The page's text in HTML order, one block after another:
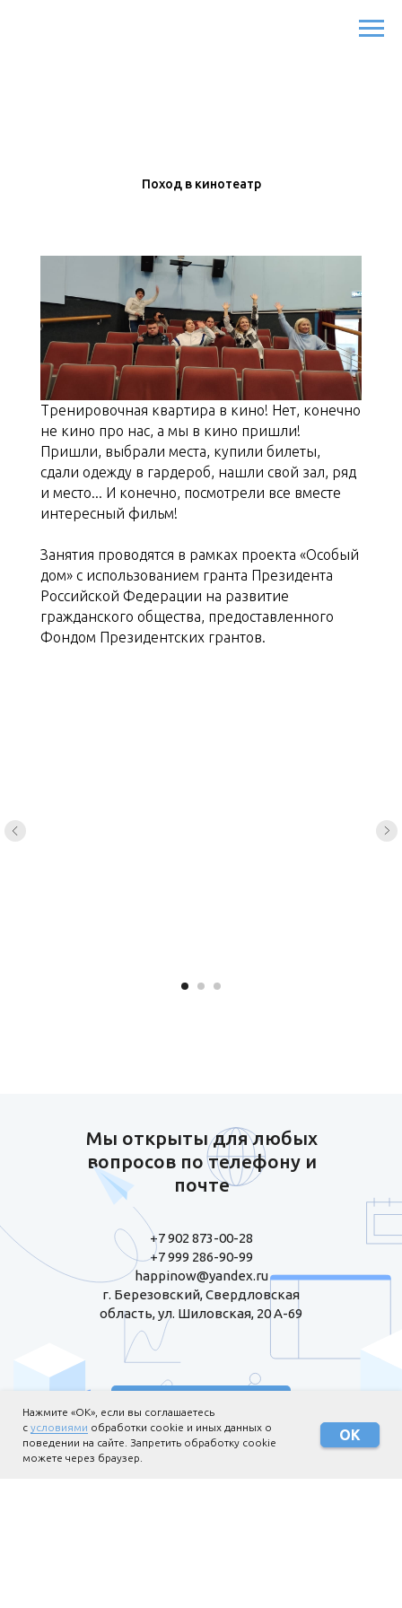
Поход в кинотеатр
Тренировочная квартира в кино! Нет, конечно
не кино про нас, а мы в кино пришли!
Пришли, выбрали места, купили билеты,
сдали одежду в гардероб, нашли свой зал, ряд
и место... И конечно, посмотрели все вместе
интересный фильм!
Занятия проводятся в рамках проекта «Особый
дом» с использованием гранта Президента
Российской Федерации на развитие
гражданского общества, предоставленного
Фондом Президентских грантов.
Нажмите «ОК», если вы соглашаетесь
с условиями обработки cookie и иных данных о
поведении на сайте. Запретить обработку cookie
можете через браузер.
ОК
Мы открыты для любых
вопросов по телефону и
почте
+7 902 873-00-28
+7 999 286-90-99
happinow@yandex.ru
г. Березовский, Свердловская
область, ул. Шиловская, 20 А-69
Пожертвовать